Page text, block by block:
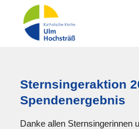
Sternsingeraktion
Spendenergebnis
Danke allen Sternsingerinnen